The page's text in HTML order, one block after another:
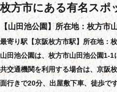
枚方市にある有名スポ
【山田池公園】所在地：枚方市
最寄り駅【京阪枚方市駅】所在地：
山田池公園は、枚方市山田池公園1-
共交通機関を利用する場合は、京阪
面行きで20分、出屋敷下車、徒歩で